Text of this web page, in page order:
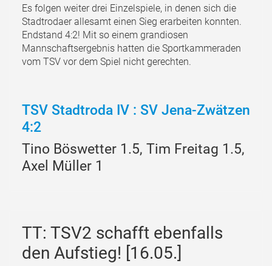
Es folgen weiter drei Einzelspiele, in denen sich die
Stadtrodaer allesamt einen Sieg erarbeiten konnten.
Endstand 4:2! Mit so einem grandiosen
Mannschaftsergebnis hatten die Sportkammeraden
vom TSV vor dem Spiel nicht gerechten.
TSV Stadtroda IV : SV Jena-Zwätzen
4:2
Tino Böswetter 1.5, Tim Freitag 1.5,
Axel Müller 1
TT: TSV2 schafft ebenfalls
den Aufstieg! [16.05.]